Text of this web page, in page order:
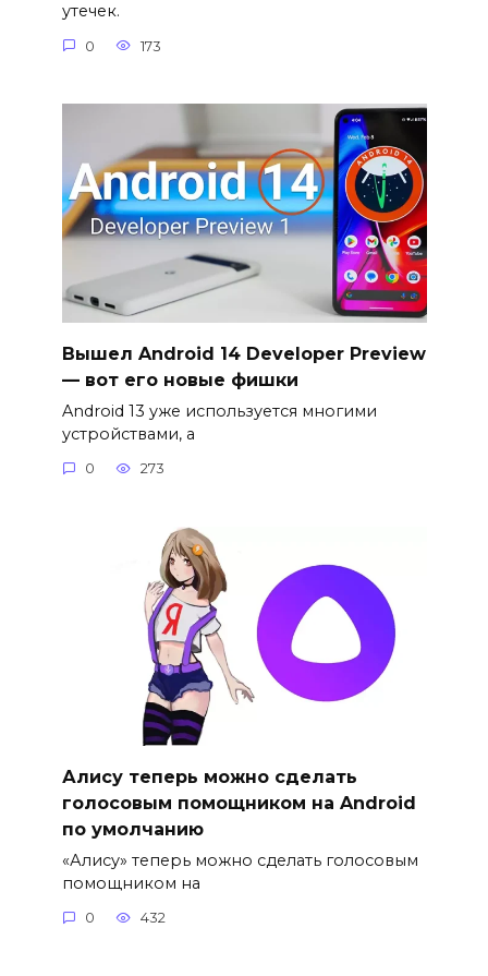
утечек.
0 173
Вышел Android 14 Developer Preview
— вот его новые фишки
Android 13 уже используется многими
устройствами, а
0 273
Алису теперь можно сделать
голосовым помощником на Android
по умолчанию
«Алису» теперь можно сделать голосовым
помощником на
0 432